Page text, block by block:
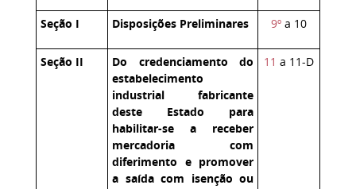
Seção I Disposições Preliminares 9º a 10
Seção II
Do credenciamento do
estabelecimento
industrial fabricante
deste Estado para
habilitar-se a receber
mercadoria com
diferimento e promover
a saída com isenção ou
11 a 11-D